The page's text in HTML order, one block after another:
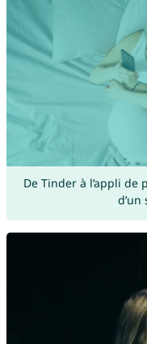
De Tinder à l’appli